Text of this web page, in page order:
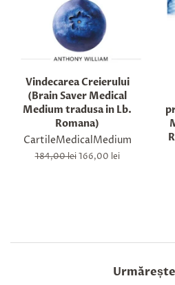
Vindecarea Creierului
(Brain Saver Medical
Medium tradusa in Lb.
Romana)
CartileMedicalMedium
Preț
184,00 lei Preț
166,00 lei